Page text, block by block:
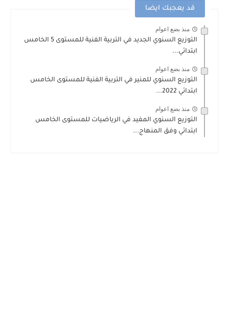
قد يعجبك ايضا
منذ بضع اعوام
التوزيع السنوي الجديد في التربية الفنية للمستوى 5 الخامس
ابتدائي...
منذ بضع اعوام
التوزيع السنوي للمنير في التربية الفنية للمستوى الخامس
ابتدائي 2022...
منذ بضع اعوام
التوزيع السنوي المفيد في الرياضيات للمستوى الخامس
ابتدائي وفق المنهاج...